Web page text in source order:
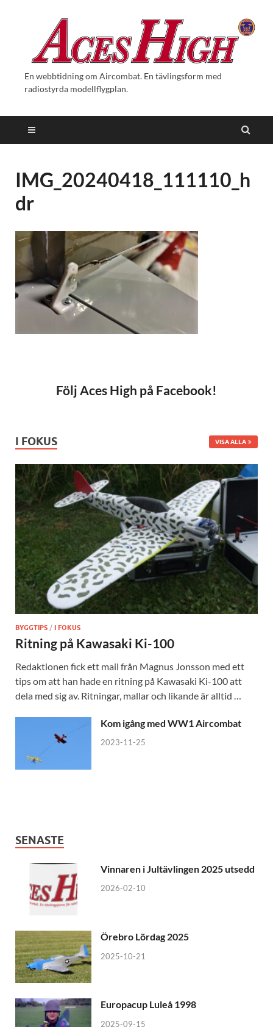
En webbtidning om Aircombat. En tävlingsform med
radiostyrda modellflygplan.
IMG_20240418_111110_h
dr
Följ Aces High på Facebook!
I FOKUS VISA ALLA
BYGGTIPS / I FOKUS
Ritning på Kawasaki Ki-100
Redaktionen fick ett mail från Magnus Jonsson med ett
tips om att han hade en ritning på Kawasaki Ki-100 att
dela med sig av. Ritningar, mallar och likande är alltid …
Kom igång med WW1 Aircombat
2023-11-25
SENASTE
Vinnaren i Jultävlingen 2025 utsedd
2026-02-10
Örebro Lördag 2025
2025-10-21
Europacup Luleå 1998
2025-09-15